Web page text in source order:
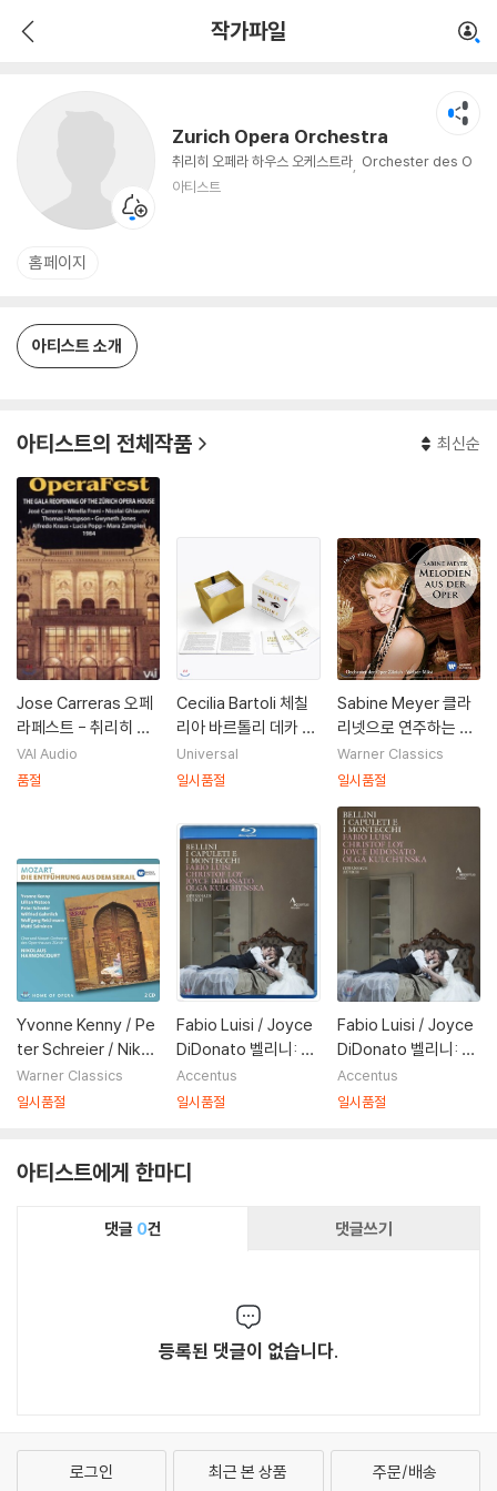
작가파일
Zurich Opera Orchestra
취리히 오페라 하우스 오케스트라 Orchester des O
pernhauses Zurich
아티스트
홈페이지
아티스트 소개
아티스트의 전체작품 최신순
Jose Carreras 오페
라페스트 - 취리히 오
페라 하우스 재관 축제
(Operafest - Gala r
VAI Audio
품절
Cecilia Bartoli 체칠
리아 바르톨리 데카 데
뷔 30주년 기념 앨범 -
로시니 에디션 (Rossi
Universal
일시품절
Sabine Meyer 클라
리넷으로 연주하는 오
페라 선율 (Melodies
from the opera ho
Warner Classics
일시품절
Yvonne Kenny / Pe
ter Schreier / Nikol
aus Harnoncourt 모
차르트: 후궁으로부터
우스 아르농쿠르 (Mo
g aus dem Serail)
Warner Classics
일시품절
Fabio Luisi / Joyce
DiDonato 벨리니: 캐
퓰릿가와 몬태그가 (B
ellini: I Capuleti e i
니아, 조이스 디도나토
Accentus
일시품절
Fabio Luisi / Joyce
DiDonato 벨리니: 캐
퓰릿가와 몬태그가 (B
ellini: I Capuleti e i
Accentus
일시품절
아티스트에게 한마디
댓글 0건 댓글쓰기
등록된 댓글이 없습니다.
로그인 최근 본 상품 주문/배송